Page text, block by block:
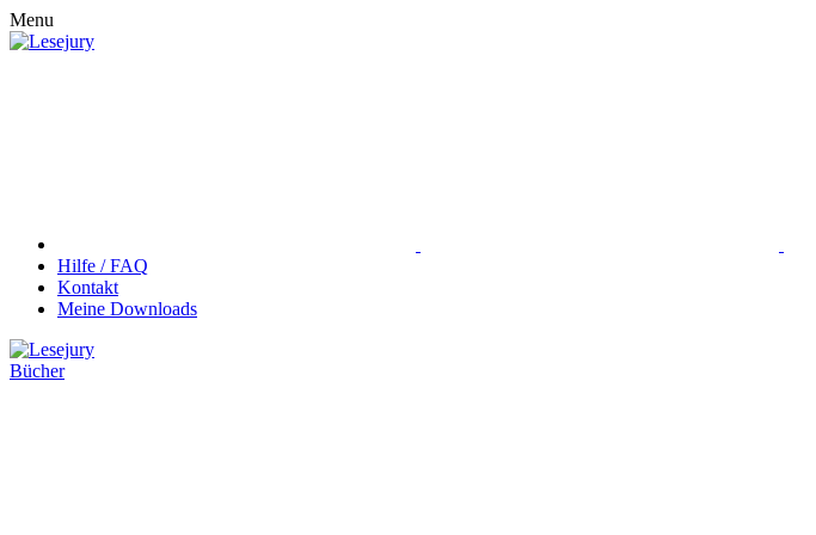
Menu
Hilfe / FAQ
Kontakt
Meine Downloads
Bücher